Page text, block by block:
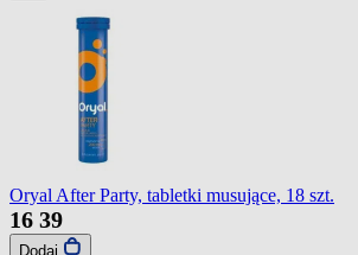
Oryal After Party, tabletki musujące, 18 szt.
16 39
Dodaj